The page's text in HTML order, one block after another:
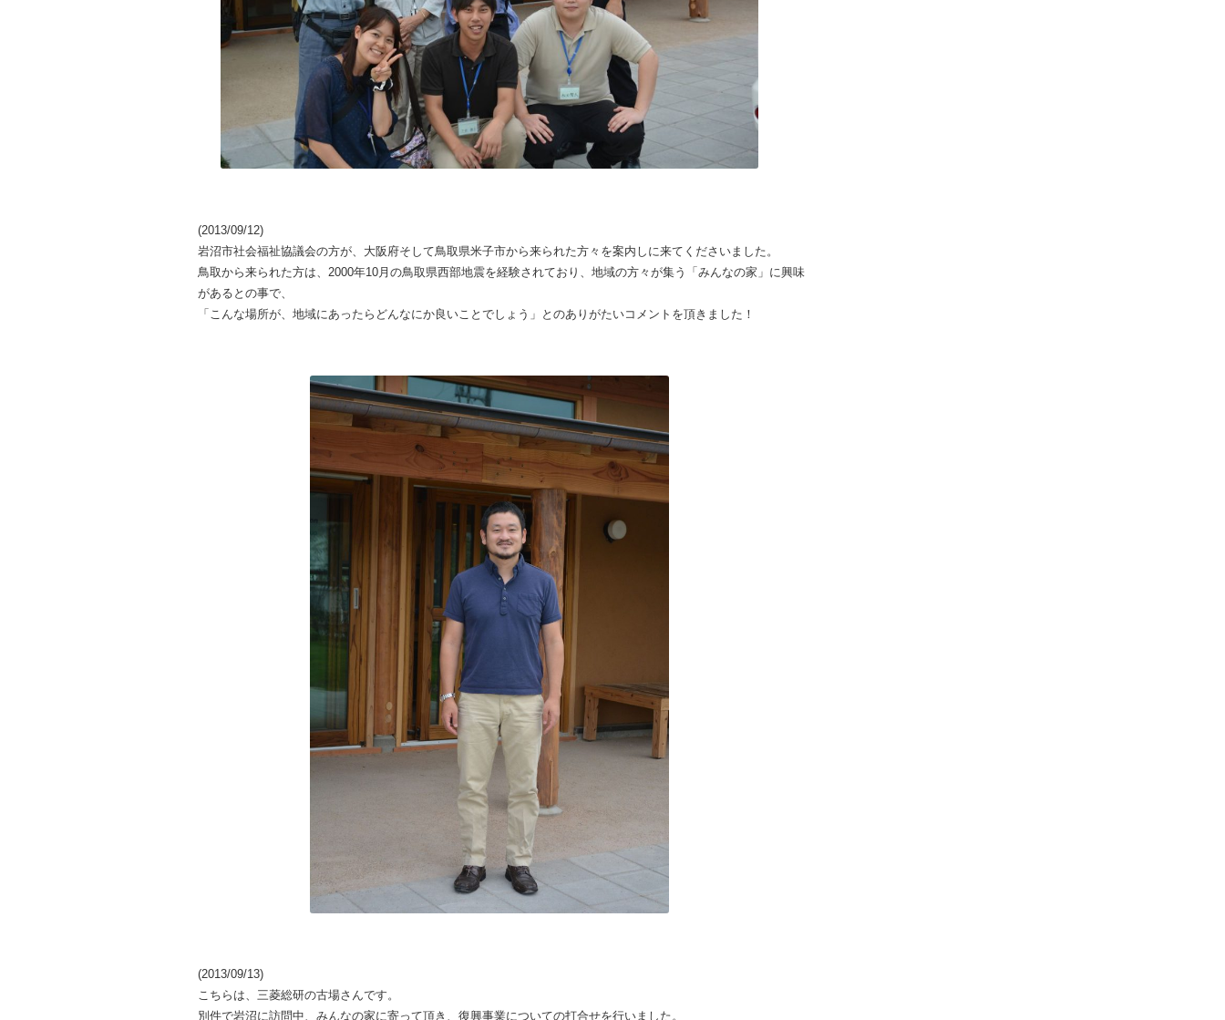
(2013/09/12)
岩沼市社会福祉協議会の方が、大阪府そして鳥取県米子市から来られた方々を案内しに来てくださいました。
鳥取から来られた方は、2000年10月の鳥取県西部地震を経験されており、地域の方々が集う「みんなの家」に興味
があるとの事で、
「こんな場所が、地域にあったらどんなにか良いことでしょう」とのありがたいコメントを頂きました！
(2013/09/13)
こちらは、三菱総研の古場さんです。
別件で岩沼に訪問中、みんなの家に寄って頂き、復興事業についての打合せを行いました。